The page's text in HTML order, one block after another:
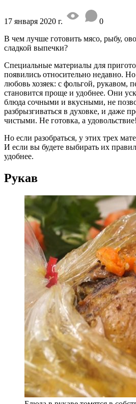
17 января 2020 г.
0
В чем лучше готовить мясо, рыбу,
сладкой выпечки?
Специальные материалы для
появились относительно недавно.
любовь хозяек: с фольгой, рукавом,
становится проще и удобнее. Они
блюда сочными и вкусными, не
разбрызгиваться в духовке, и даже
чистыми. Не готовка, а удовольствие!
Но если разобраться, у этих трех
И если вы будете выбирать их
удобнее.
Рукав